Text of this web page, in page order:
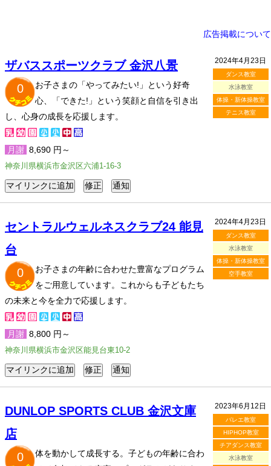
広告掲載について
2024年4月23日
ダンス教室
水泳教室
体操・新体操教室
テニス教室
ザバススポーツクラブ 金沢八景
0
お子さまの「やってみたい!」という好奇
心、「できた!」という笑顔と自信を引き出
し、心身の成長を応援します。
月謝 8,690 円～
神奈川県横浜市金沢区六浦1-16-3
2024年4月23日
ダンス教室
水泳教室
体操・新体操教室
空手教室
セントラルウェルネスクラブ24 能見
台
0
お子さまの年齢に合わせた豊富なプログラム
をご用意しています。これからも子どもたち
の未来と今を全力で応援します。
月謝 8,800 円～
神奈川県横浜市金沢区能見台東10-2
2023年6月12日
バレエ教室
HIPHOP教室
チアダンス教室
水泳教室
DUNLOP SPORTS CLUB 金沢文庫
店
0
体を動かして成長する。子どもの年齢に合わ